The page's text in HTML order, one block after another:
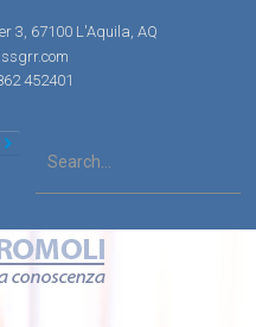
3, 67100 L'Aquila, AQ
452401